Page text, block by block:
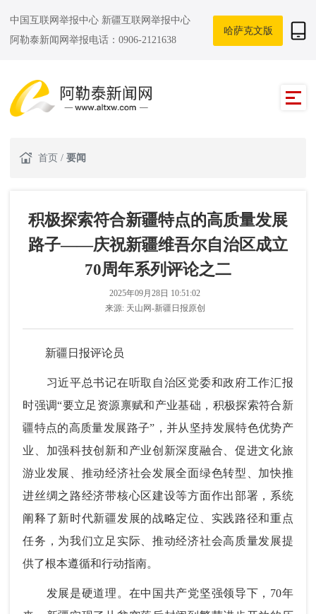
中国互联网举报中心 新疆互联网举报中心
阿勒泰新闻网举报电话：0906-2121638
哈萨克文版
首页 / 要闻
积极探索符合新疆特点的高质量发展
路子——庆祝新疆维吾尔自治区成立
70周年系列评论之二
2025年09月28日 10:51:02
来源: 天山网-新疆日报原创
新疆日报评论员
习近平总书记在听取自治区党委和政府工作汇报
时强调“要立足资源禀赋和产业基础，积极探索符合新
疆特点的高质量发展路子”，并从坚持发展特色优势产
业、加强科技创新和产业创新深度融合、促进文化旅
游业发展、推动经济社会发展全面绿色转型、加快推
进丝绸之路经济带核心区建设等方面作出部署，系统
阐释了新时代新疆发展的战略定位、实践路径和重点
任务，为我们立足实际、推动经济社会高质量发展提
供了根本遵循和行动指南。
发展是硬道理。在中国共产党坚强领导下，70年